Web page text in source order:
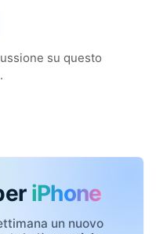
su questo
iPhone
un nuovo